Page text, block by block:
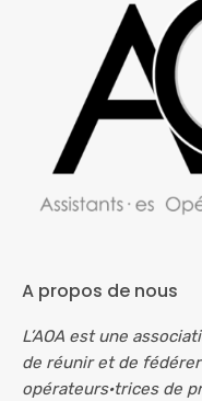
A propos de nous
L’AOA est une
de réunir et de
opérateurs·trices de